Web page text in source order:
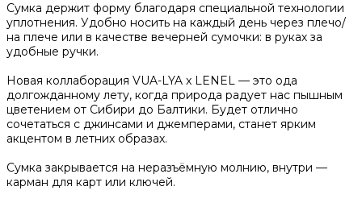
Сумка держит форму благодаря специальной технологии
уплотнения. Удобно носить на каждый день через плечо/
на плече или в качестве вечерней сумочки: в руках за
удобные ручки.
Новая коллаборация VUA-LYA x LENEL — это ода
долгожданному лету, когда природа радует нас пышным
цветением от Сибири до Балтики. Будет отлично
сочетаться с джинсами и джемперами, станет ярким
акцентом в летних образах.
Сумка закрывается на неразъёмную молнию, внутри —
карман для карт или ключей.